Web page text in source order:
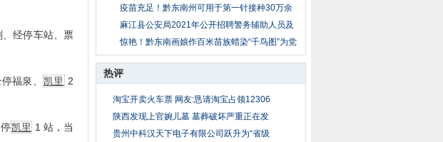
部
疫苗充足！黔东南州可用于第一针接种30万余
剂
麻江县公安局2021年公开招聘警务辅助人员及
禁毒
惊艳！黔东南画娘作百米苗族蜡染“千鸟图”为党
热评
淘宝开卖火车票 网友:恳请淘宝占领12306
陕西发现上官婉儿墓 墓葬破坏严重正在发
贵州中科汉天下电子有限公司跃升为“省级
经停车站、票
福泉、 凯里 2
凯里1 站，当